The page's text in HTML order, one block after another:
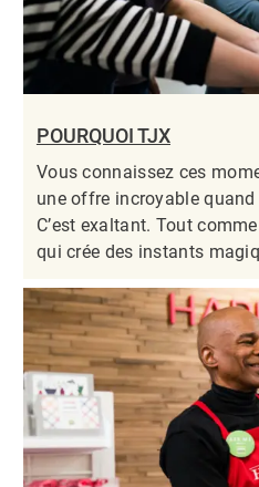
POURQUOI TJX
Vous connaissez ces
une offre incroyable quand
C’est exaltant. Tout
qui crée des instants